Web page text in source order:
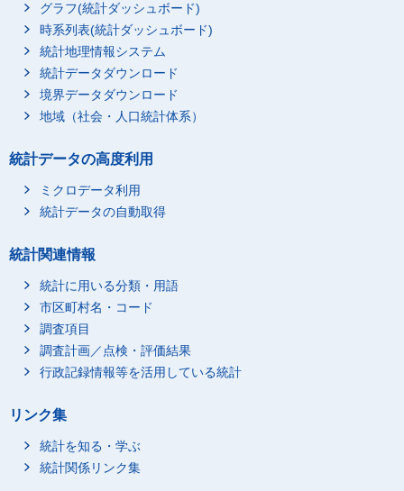
グラフ(統計ダッシュボード)
時系列表(統計ダッシュボード)
統計地理情報システム
統計データダウンロード
境界データダウンロード
地域（社会・人口統計体系）
統計データの高度利用
ミクロデータ利用
統計データの自動取得
統計関連情報
統計に用いる分類・用語
市区町村名・コード
調査項目
調査計画／点検・評価結果
行政記録情報等を活用している統計
リンク集
統計を知る・学ぶ
統計関係リンク集